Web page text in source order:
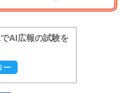
AI広報の試験を
ー